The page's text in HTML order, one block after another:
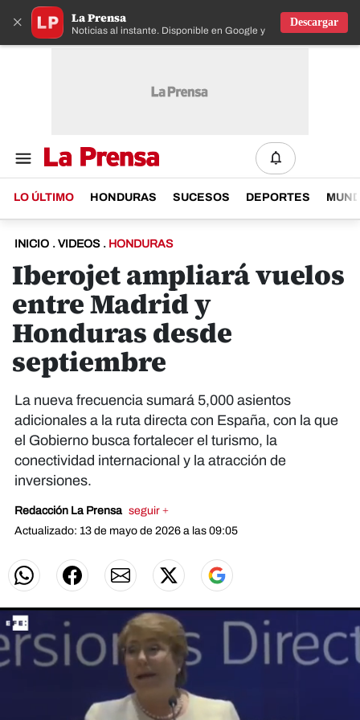
× La Prensa
Noticias al instante. Disponible en Google y IOS
Descargar
LO ÚLTIMO HONDURAS SUCESOS DEPORTES
INICIO . VIDEOS . HONDURAS
Iberojet ampliará vuelos
entre Madrid y
Honduras desde
septiembre
La nueva frecuencia sumará 5,000 asientos
adicionales a la ruta directa con España, con la que
el Gobierno busca fortalecer el turismo, la
conectividad internacional y la atracción de
inversiones.
Redacción La Prensa seguir +
Actualizado: 13 de mayo de 2026 a las 09:05